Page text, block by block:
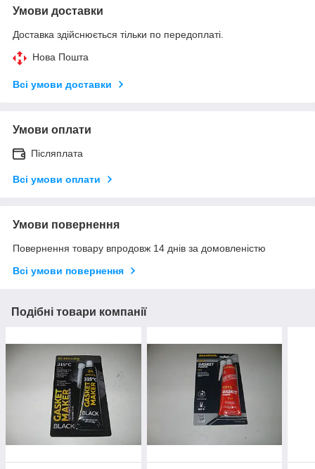
Умови доставки
Доставка здійснюється тільки по передоплаті.
Нова Пошта
Всі умови доставки
Умови оплати
Післяплата
Всі умови оплати
Умови повернення
Повернення товару впродовж 14 днів за домовленістю
Всі умови повернення
Подібні товари компанії